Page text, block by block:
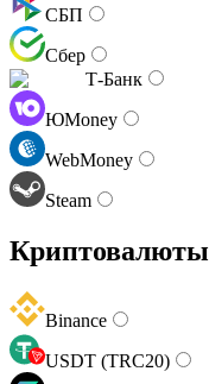
СБП
Сбер
Т-Банк
ЮMoney
WebMoney
Steam
Криптовалюты
Binance
USDT (TRC20)